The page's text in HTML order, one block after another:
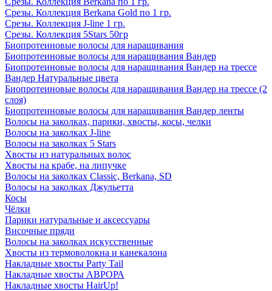
Срезы. Коллекция Berkana Gold по 1 гр.
Срезы. Коллекция J-line 1 гр.
Срезы. Коллекция 5Stars 50гр
Биопротеиновые волосы для наращивания
Биопротеиновые волосы для наращивания Вандер
Биопротеиновые волосы для наращивания Вандер на трессе
Вандер Натуральные цвета
Биопротеиновые волосы для наращивания Вандер на трессе (2
слоя)
Биопротеиновые волосы для наращивания Вандер ленты
Волосы на заколках, парики, хвосты, косы, челки
Волосы на заколках J-line
Волосы на заколках 5 Stars
Хвосты из натуральных волос
Хвосты на крабе, на липучке
Волосы на заколках Classic, Berkana, SD
Волосы на заколках Джульетта
Косы
Чёлки
Парики натуральные и аксессуары
Височные пряди
Волосы на заколках искусственные
Хвосты из термоволокна и канекалона
Накладные хвосты Party Tail
Накладные хвосты АВРОРА
Накладные хвосты HairUp!